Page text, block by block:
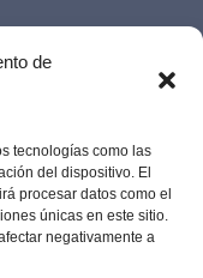
de
tecnologías como las
del dispositivo. El
procesar datos como el
únicas en este sitio.
negativamente a
–